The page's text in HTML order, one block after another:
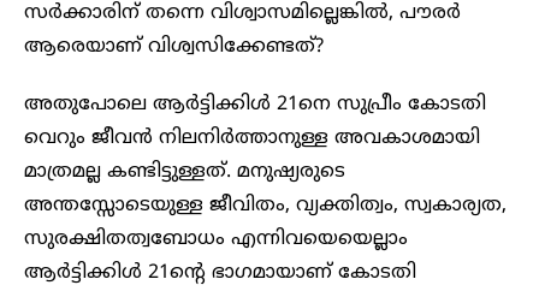
സർക്കാരിന് തന്നെ വിശ്വാസമില്ലെങ്കിൽ, പൗരർ
ആരെയാണ് വിശ്വസിക്കേണ്ടത്?
അതുപോലെ ആർട്ടിക്കിൾ 21നെ സുപ്രീം കോടതി
വെറും ജീവൻ നിലനിർത്താനുള്ള അവകാശമായി
മാത്രമല്ല കണ്ടിട്ടുള്ളത്. മനുഷ്യരുടെ
അന്തസ്സോടെയുള്ള ജീവിതം, വ്യക്തിത്വം, സ്വകാര്യത,
സുരക്ഷിതത്വബോധം എന്നിവയെയെല്ലാം
ആർട്ടിക്കിൾ 21ന്റെ ഭാഗമായാണ് കോടതി